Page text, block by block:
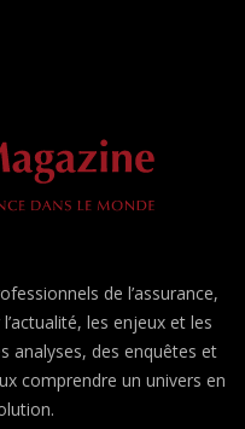
de l’assurance,
les enjeux et les
analyses, des enquêtes et
comprendre un univers en